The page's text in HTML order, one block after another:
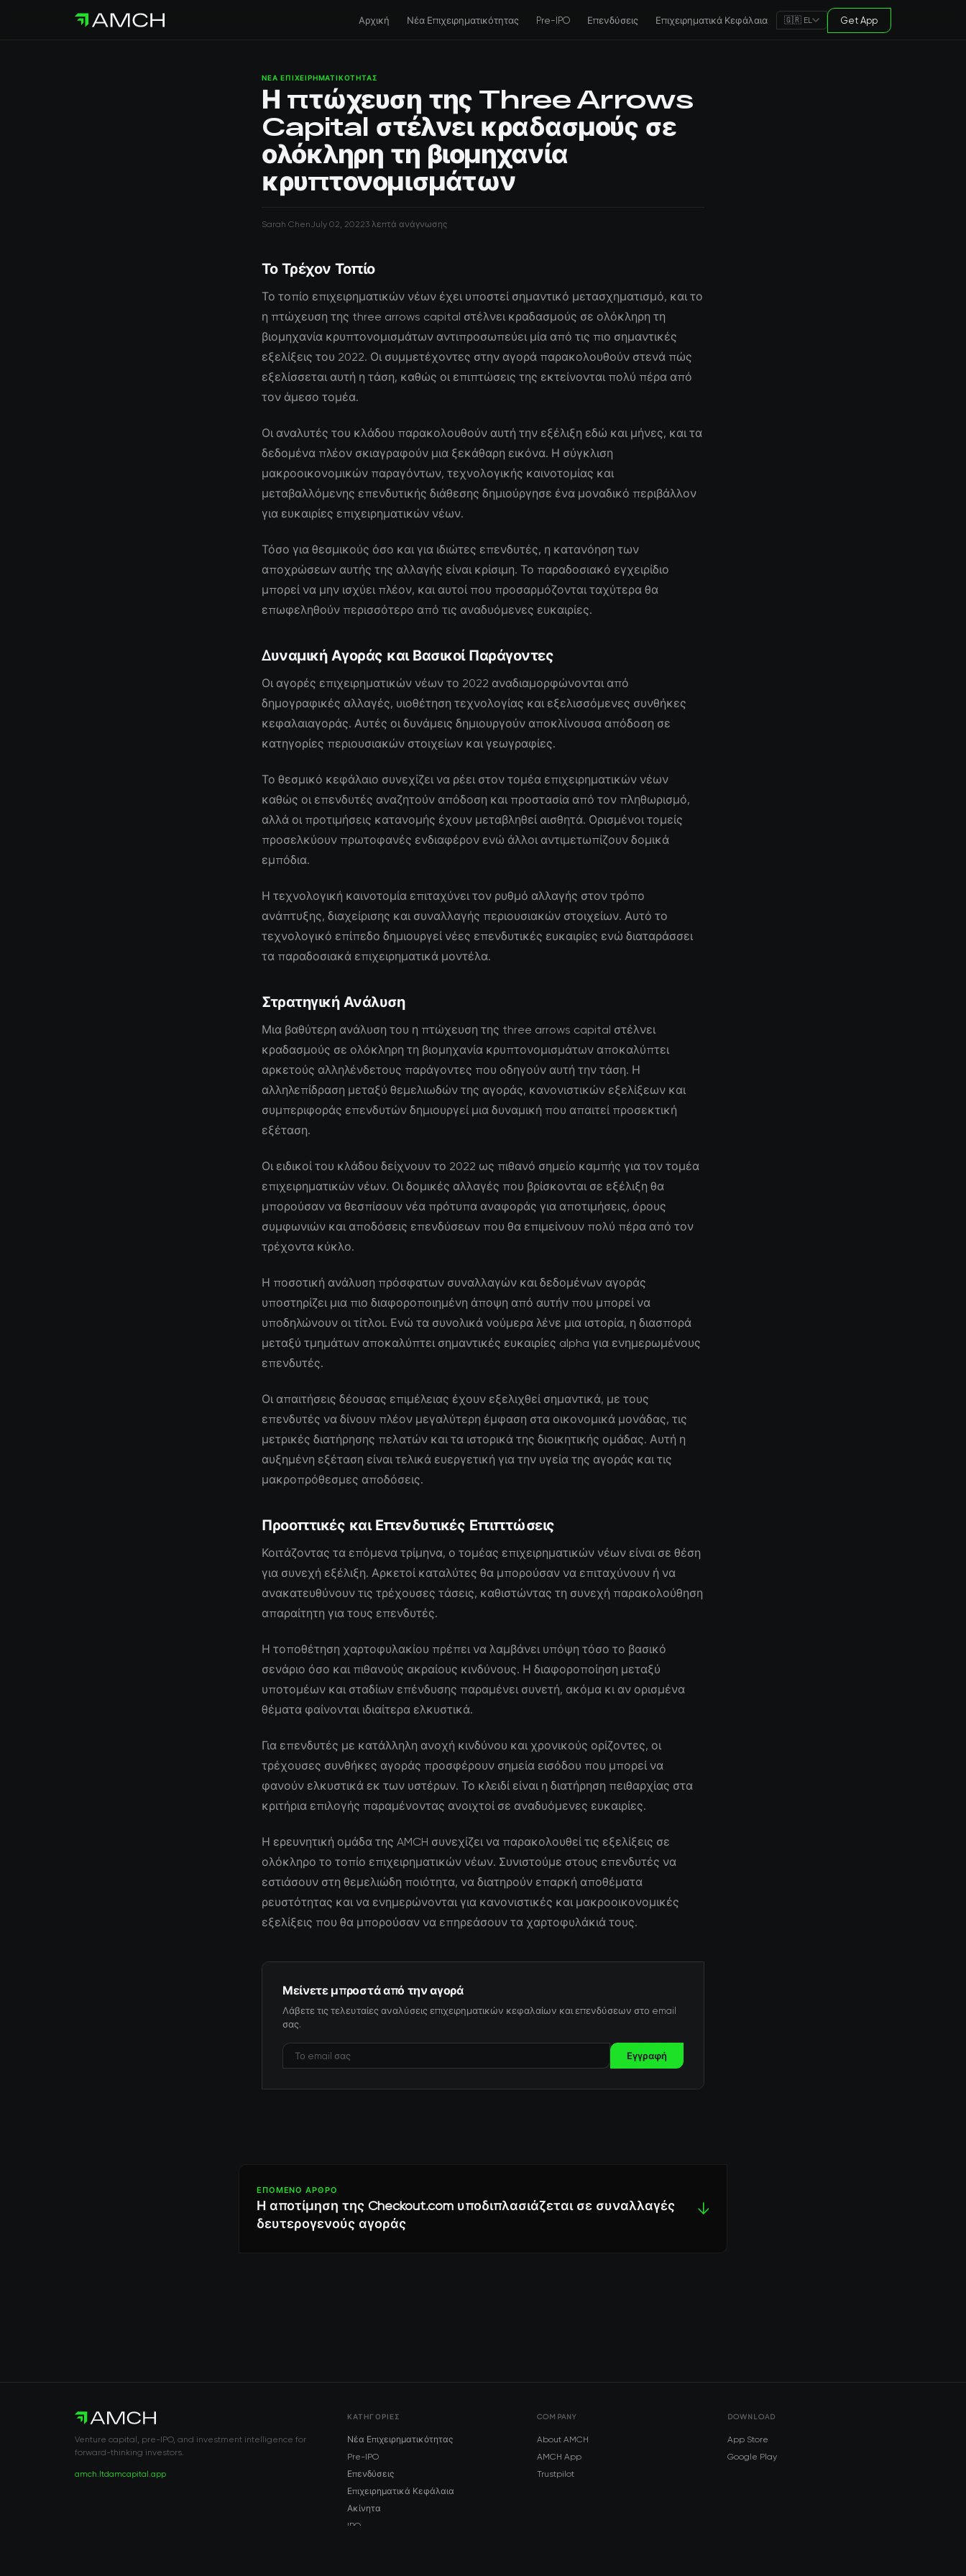
Αρχική Νέα Επιχειρηματικότητας Pre-IPO Επενδύσεις Επιχειρηματικά Κεφάλαια 🇬🇷 EL Get App
ΝΈΑ ΕΠΙΧΕΙΡΗΜΑΤΙΚΌΤΗΤΑΣ
Η πτώχευση της Three Arrows
Capital στέλνει κραδασμούς σε
ολόκληρη τη βιομηχανία
κρυπτονομισμάτων
Sarah ChenJuly 02, 20223 λεπτά ανάγνωσης
Το Τρέχον Τοπίο
Το τοπίο επιχειρηματικών νέων έχει υποστεί σημαντικό μετασχηματισμό, και το
η πτώχευση της three arrows capital στέλνει κραδασμούς σε ολόκληρη τη
βιομηχανία κρυπτονομισμάτων αντιπροσωπεύει μία από τις πιο σημαντικές
εξελίξεις του 2022. Οι συμμετέχοντες στην αγορά παρακολουθούν στενά πώς
εξελίσσεται αυτή η τάση, καθώς οι επιπτώσεις της εκτείνονται πολύ πέρα από
τον άμεσο τομέα.
Οι αναλυτές του κλάδου παρακολουθούν αυτή την εξέλιξη εδώ και μήνες, και τα
δεδομένα πλέον σκιαγραφούν μια ξεκάθαρη εικόνα. Η σύγκλιση
μακροοικονομικών παραγόντων, τεχνολογικής καινοτομίας και
μεταβαλλόμενης επενδυτικής διάθεσης δημιούργησε ένα μοναδικό περιβάλλον
για ευκαιρίες επιχειρηματικών νέων.
Τόσο για θεσμικούς όσο και για ιδιώτες επενδυτές, η κατανόηση των
αποχρώσεων αυτής της αλλαγής είναι κρίσιμη. Το παραδοσιακό εγχειρίδιο
μπορεί να μην ισχύει πλέον, και αυτοί που προσαρμόζονται ταχύτερα θα
επωφεληθούν περισσότερο από τις αναδυόμενες ευκαιρίες.
Δυναμική Αγοράς και Βασικοί Παράγοντες
Οι αγορές επιχειρηματικών νέων το 2022 αναδιαμορφώνονται από
δημογραφικές αλλαγές, υιοθέτηση τεχνολογίας και εξελισσόμενες συνθήκες
κεφαλαιαγοράς. Αυτές οι δυνάμεις δημιουργούν αποκλίνουσα απόδοση σε
κατηγορίες περιουσιακών στοιχείων και γεωγραφίες.
Το θεσμικό κεφάλαιο συνεχίζει να ρέει στον τομέα επιχειρηματικών νέων
καθώς οι επενδυτές αναζητούν απόδοση και προστασία από τον πληθωρισμό,
αλλά οι προτιμήσεις κατανομής έχουν μεταβληθεί αισθητά. Ορισμένοι τομείς
προσελκύουν πρωτοφανές ενδιαφέρον ενώ άλλοι αντιμετωπίζουν δομικά
εμπόδια.
Η τεχνολογική καινοτομία επιταχύνει τον ρυθμό αλλαγής στον τρόπο
ανάπτυξης, διαχείρισης και συναλλαγής περιουσιακών στοιχείων. Αυτό το
τεχνολογικό επίπεδο δημιουργεί νέες επενδυτικές ευκαιρίες ενώ διαταράσσει
τα παραδοσιακά επιχειρηματικά μοντέλα.
Στρατηγική Ανάλυση
Μια βαθύτερη ανάλυση του η πτώχευση της three arrows capital στέλνει
κραδασμούς σε ολόκληρη τη βιομηχανία κρυπτονομισμάτων αποκαλύπτει
αρκετούς αλληλένδετους παράγοντες που οδηγούν αυτή την τάση. Η
αλληλεπίδραση μεταξύ θεμελιωδών της αγοράς, κανονιστικών εξελίξεων και
συμπεριφοράς επενδυτών δημιουργεί μια δυναμική που απαιτεί προσεκτική
εξέταση.
Οι ειδικοί του κλάδου δείχνουν το 2022 ως πιθανό σημείο καμπής για τον τομέα
επιχειρηματικών νέων. Οι δομικές αλλαγές που βρίσκονται σε εξέλιξη θα
μπορούσαν να θεσπίσουν νέα πρότυπα αναφοράς για αποτιμήσεις, όρους
συμφωνιών και αποδόσεις επενδύσεων που θα επιμείνουν πολύ πέρα από τον
τρέχοντα κύκλο.
Η ποσοτική ανάλυση πρόσφατων συναλλαγών και δεδομένων αγοράς
υποστηρίζει μια πιο διαφοροποιημένη άποψη από αυτήν που μπορεί να
υποδηλώνουν οι τίτλοι. Ενώ τα συνολικά νούμερα λένε μια ιστορία, η διασπορά
μεταξύ τμημάτων αποκαλύπτει σημαντικές ευκαιρίες alpha για ενημερωμένους
επενδυτές.
Οι απαιτήσεις δέουσας επιμέλειας έχουν εξελιχθεί σημαντικά, με τους
επενδυτές να δίνουν πλέον μεγαλύτερη έμφαση στα οικονομικά μονάδας, τις
μετρικές διατήρησης πελατών και τα ιστορικά της διοικητικής ομάδας. Αυτή η
αυξημένη εξέταση είναι τελικά ευεργετική για την υγεία της αγοράς και τις
μακροπρόθεσμες αποδόσεις.
Προοπτικές και Επενδυτικές Επιπτώσεις
Κοιτάζοντας τα επόμενα τρίμηνα, ο τομέας επιχειρηματικών νέων είναι σε θέση
για συνεχή εξέλιξη. Αρκετοί καταλύτες θα μπορούσαν να επιταχύνουν ή να
ανακατευθύνουν τις τρέχουσες τάσεις, καθιστώντας τη συνεχή παρακολούθηση
απαραίτητη για τους επενδυτές.
Η τοποθέτηση χαρτοφυλακίου πρέπει να λαμβάνει υπόψη τόσο το βασικό
σενάριο όσο και πιθανούς ακραίους κινδύνους. Η διαφοροποίηση μεταξύ
υποτομέων και σταδίων επένδυσης παραμένει συνετή, ακόμα κι αν ορισμένα
θέματα φαίνονται ιδιαίτερα ελκυστικά.
Για επενδυτές με κατάλληλη ανοχή κινδύνου και χρονικούς ορίζοντες, οι
τρέχουσες συνθήκες αγοράς προσφέρουν σημεία εισόδου που μπορεί να
φανούν ελκυστικά εκ των υστέρων. Το κλειδί είναι η διατήρηση πειθαρχίας στα
κριτήρια επιλογής παραμένοντας ανοιχτοί σε αναδυόμενες ευκαιρίες.
Η ερευνητική ομάδα της AMCH συνεχίζει να παρακολουθεί τις εξελίξεις σε
ολόκληρο το τοπίο επιχειρηματικών νέων. Συνιστούμε στους επενδυτές να
εστιάσουν στη θεμελιώδη ποιότητα, να διατηρούν επαρκή αποθέματα
ρευστότητας και να ενημερώνονται για κανονιστικές και μακροοικονομικές
εξελίξεις που θα μπορούσαν να επηρεάσουν τα χαρτοφυλάκιά τους.
Μείνετε μπροστά από την αγορά
Λάβετε τις τελευταίες αναλύσεις επιχειρηματικών κεφαλαίων και επενδύσεων στο email
σας.
Εγγραφή
ΕΠΌΜΕΝΟ ΆΡΘΡΟ
Η αποτίμηση της Checkout.com υποδιπλασιάζεται σε συναλλαγές
δευτερογενούς αγοράς
↓
Venture capital, pre-IPO, and investment intelligence for
forward-thinking investors.
amch.ltdamcapital.app
ΚΑΤΗΓΟΡΊΕΣ
Νέα Επιχειρηματικότητας
Pre-IPO
Επενδύσεις
Επιχειρηματικά Κεφάλαια
Ακίνητα
IPO
COMPANY
About AMCH
AMCH App
Trustpilot
DOWNLOAD
App Store
Google Play